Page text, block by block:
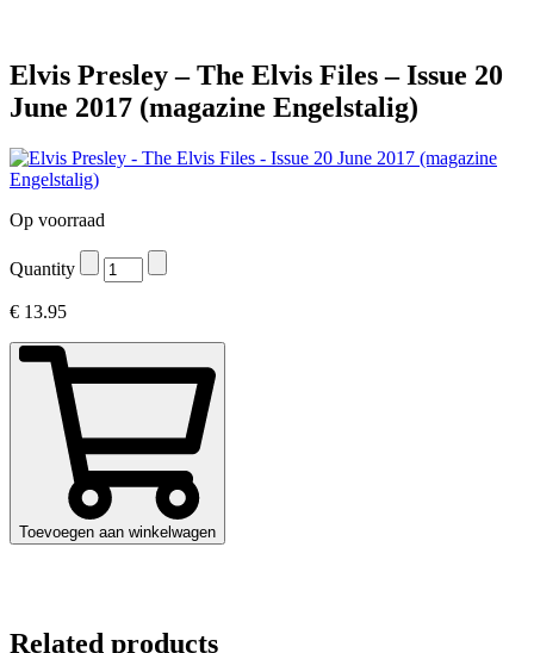
Elvis Presley – The Elvis Files – Issue 20
June 2017 (magazine Engelstalig)
Op voorraad
Quantity
€ 13.95
Toevoegen aan winkelwagen
Related products